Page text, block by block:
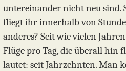
untereinander nicht neu sind.
fliegt ihr innerhalb von
anderes? Seit wie vielen
Flüge pro Tag, die überall hin
lautet: seit Jahrzehnten. Man